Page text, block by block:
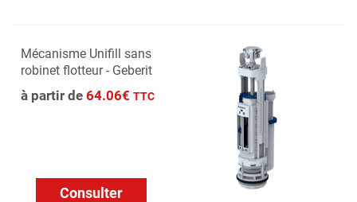
Mécanisme Unifill sans
robinet flotteur - Geberit
à partir de 64.06€ TTC
Consulter